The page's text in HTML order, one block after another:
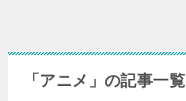
「アニメ」の記事一覧